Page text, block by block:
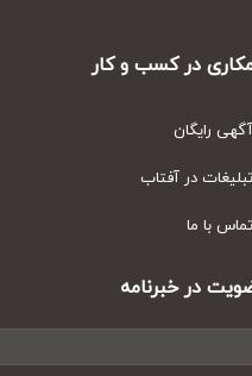
در کسب و کار
رایگان
در آفتاب
با ما
در خبرنامه